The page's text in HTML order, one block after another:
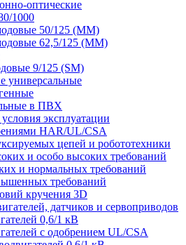
оптические
1000
50/125 (ММ)
62,5/125 (ММ)
9/125 (SM)
универсальные
в ПВХ
эксплуатации
HAR/UL/CSA
цепей и робототехники
и особо высоких требований
и нормальных требований
требований
кручения 3D
датчиков и сервоприводов
0,6/1 кВ
с одобрением UL/CSA